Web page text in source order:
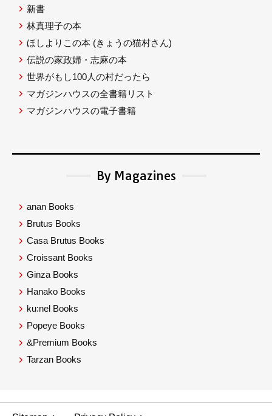
新書
林真理子の本
ほしよりこの本 (きょうの猫村さん)
伝説の家政婦・志麻の本
世界がもし100人の村だったら
マガジンハウスの全書籍リスト
マガジンハウスの電子書籍
By Magazines
anan Books
Brutus Books
Casa Brutus Books
Croissant Books
Ginza Books
Hanako Books
ku:nel Books
Popeye Books
&Premium Books
Tarzan Books